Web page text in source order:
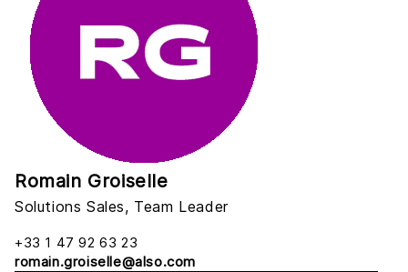
Romain Groiselle
Solutions Sales, Team Leader
+33 1 47 92 63 23
romain.groiselle@also.com